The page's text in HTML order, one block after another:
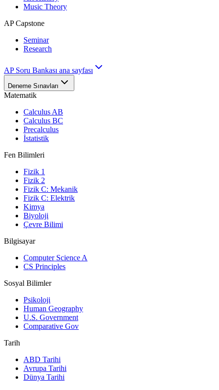
Music Theory
AP Capstone
Seminar
Research
AP Soru Bankası ana sayfası
Deneme Sınavları
Matematik
Calculus AB
Calculus BC
Precalculus
İstatistik
Fen Bilimleri
Fizik 1
Fizik 2
Fizik C: Mekanik
Fizik C: Elektrik
Kimya
Biyoloji
Çevre Bilimi
Bilgisayar
Computer Science A
CS Principles
Sosyal Bilimler
Psikoloji
Human Geography
U.S. Government
Comparative Gov
Tarih
ABD Tarihi
Avrupa Tarihi
Dünya Tarihi